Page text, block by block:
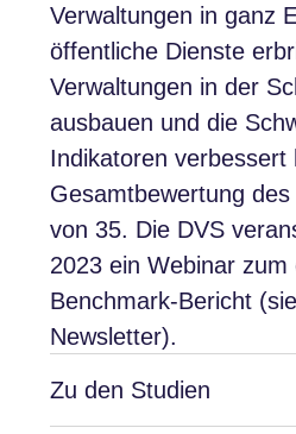
Verwaltungen in ganz
öffentliche Dienste
Verwaltungen in der
ausbauen und die
Indikatoren
Gesamtbewertung
von 35. Die DVS
2023 ein Webinar
Benchmark-Bericht
Newsletter).
Zu den Studien